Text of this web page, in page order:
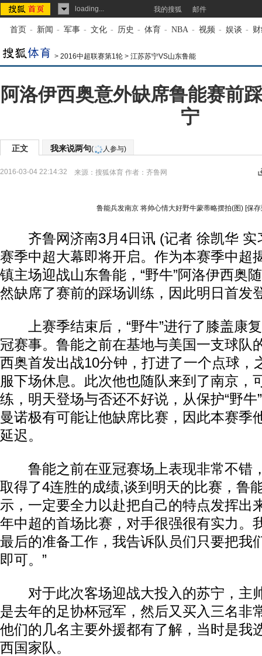
loading... 我的搜狐 邮件
首页 - 新闻 - 军事 - 文化 - 历史 - 体育 - NBA - 视频 - 娱谈 -
> 2016中超联赛第1轮 > 江苏苏宁VS山东鲁能
阿洛伊西奥意外缺席鲁能赛前
宁
正文 我来说两句( 人参与)
2016-03-04 22:14:32 来源： 搜狐体育 作者：齐鲁网
鲁能兵发南京 将帅心情大好野牛蒙蒂略摆拍(图) [保
齐鲁网济南3月4日讯 (记者 徐凯华 实
赛季中超大幕即将开启。作为本赛季中超
镇主场迎战山东鲁能，“野牛”阿洛伊西奥
然缺席了赛前的踩场训练，因此明日首发
上赛季结束后，“野牛”进行了膝盖康
冠赛事。鲁能之前在基地与美国一支球队
西奥首发出战10分钟，打进了一个点球，
服下场休息。此次他也随队来到了南京，
练，明天登场与否还不好说，从保护“野牛
曼诺极有可能让他缺席比赛，因此本赛季
延迟。
鲁能之前在亚冠赛场上表现非常不错
取得了4连胜的成绩,谈到明天的比赛，鲁
示，一定要全力以赴把自己的特点发挥出
年中超的首场比赛，对手很强很有实力。
最后的准备工作，我告诉队员们只要把我
即可。”
对于此次客场迎战大投入的苏宁，主
是去年的足协杯冠军，然后又买入三名非
他们的几名主要外援都有了解，当时是我
西国家队。